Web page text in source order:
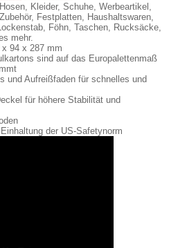
Kleider, Schuhe, Werbeartikel,
Festplatten, Haushaltswaren,
Föhn, Taschen, Rucksäcke,
mehr.
x 94 x 287 mm
sind auf das Europalettenmaß
und Aufreißfaden für schnelles und
für höhere Stabilität und
der US-Safetynorm